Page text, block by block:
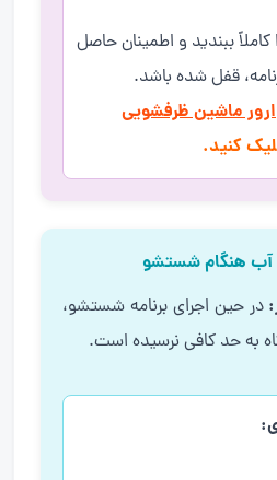
ببندید و اطمینان حاصل
قفل شده باشد.
ارور ماشین ظرفشویی
کنید.
در حین اجرای برنامه شستشو،
به حد کافی نرسیده است.